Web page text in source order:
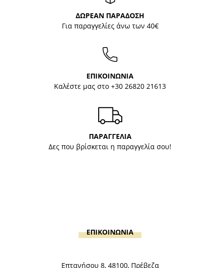
ΔΩΡΕΑΝ ΠΑΡΑΔΟΣΗ
Για παραγγελίες άνω των 40€
ΕΠΙΚΟΙΝΩΝΙΑ
Καλέστε μας στο +30 26820 21613
ΠΑΡΑΓΓΕΛΙΑ
Δες που βρίσκεται η παραγγελία σου!
ΕΠΙΚΟΙΝΩΝΙΑ
Επτανήσου 8, 48100, Πρέβεζα